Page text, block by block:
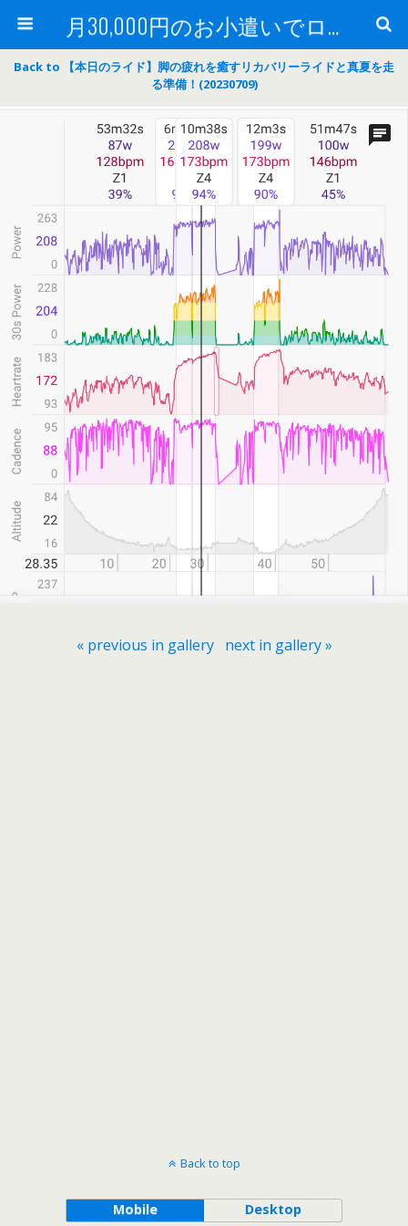
月30,000円のお小遣いでロードバイク
Back to 【本日のライド】脚の疲れを癒すリカバリーライドと真夏を走
る準備！(20230709)
« previous in gallery next in gallery »
Back to top
Mobile Desktop